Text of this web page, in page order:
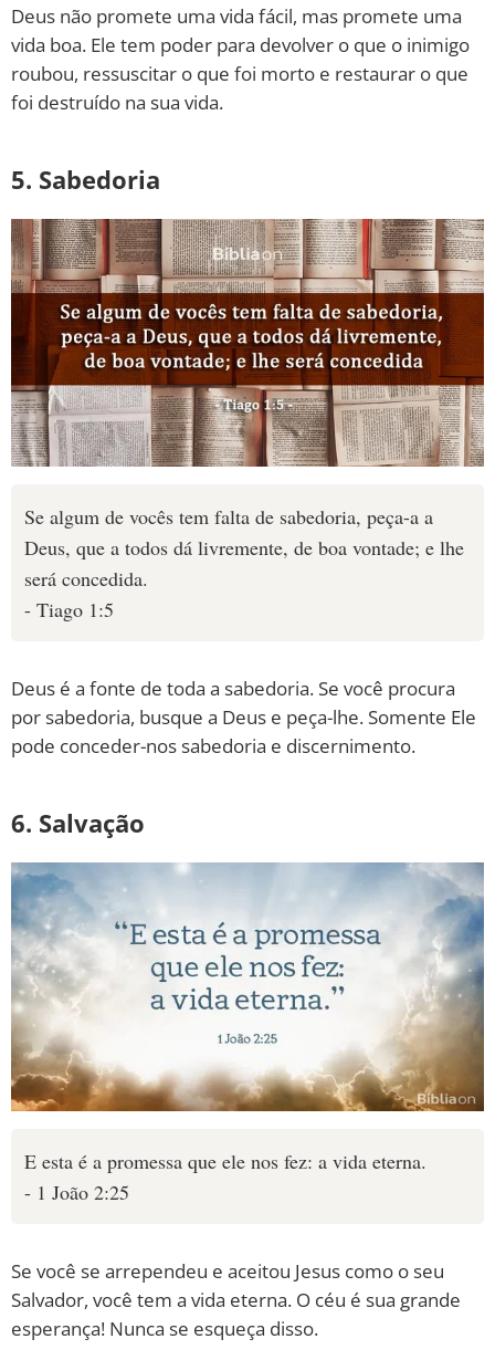
Deus não promete uma vida fácil, mas promete uma
vida boa. Ele tem poder para devolver o que o inimigo
roubou, ressuscitar o que foi morto e restaurar o que
foi destruído na sua vida.
5. Sabedoria
Se algum de vocês tem falta de sabedoria, peça-a a
Deus, que a todos dá livremente, de boa vontade; e lhe
será concedida.
- Tiago 1:5
Deus é a fonte de toda a sabedoria. Se você procura
por sabedoria, busque a Deus e peça-lhe. Somente Ele
pode conceder-nos sabedoria e discernimento.
6. Salvação
E esta é a promessa que ele nos fez: a vida eterna.
- 1 João 2:25
Se você se arrependeu e aceitou Jesus como o seu
Salvador, você tem a vida eterna. O céu é sua grande
esperança! Nunca se esqueça disso.